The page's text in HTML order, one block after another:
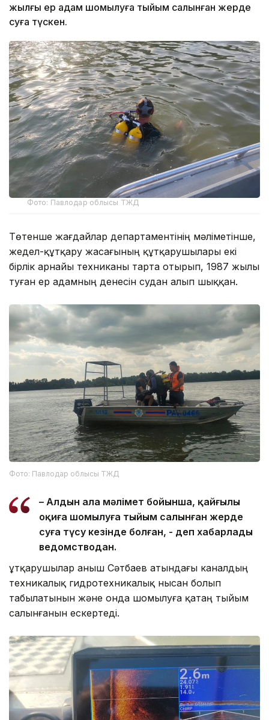
жылғы ер адам шомылуға тыйым салынған жерде
суға түскен.
Фото: Павлодар облысы ТЖД
Төтенше жағдайлар департаментінің мәліметінше,
жедел-құтқару жасағының құтқарушылары екі
бірлік арнайы техниканы тарта отырып, 1987 жылы
туған ер адамның денесін судан алып шыққан.
Фото: Павлодар облысы ТЖД
– Алдын ала мәлімет бойынша, қайғылы
оқиға шомылуға тыйым салынған жерде
суға түсу кезінде болған, - деп хабарлады
ведомстводан.
Құтқарушылар Қаныш Сәтбаев атындағы каналдың
техникалық гидротехникалық нысан болып
табылатынын және онда шомылуға қатаң тыйым
салынғанын ескертеді.